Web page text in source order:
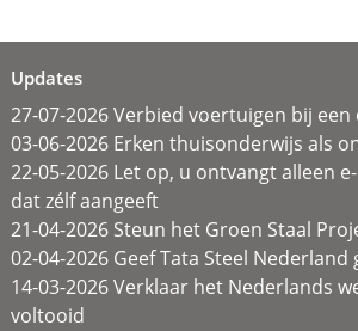
Updates
27-07-2026 Verbied voertuigen bij
03-06-2026 Erken thuisonderwijs als
22-05-2026 Let op, u ontvangt alleen
dat zélf aangeeft
21-04-2026 Steun het Groen Staal
02-04-2026 Geef Tata Steel
14-03-2026 Verklaar het Nederlands
voltooid